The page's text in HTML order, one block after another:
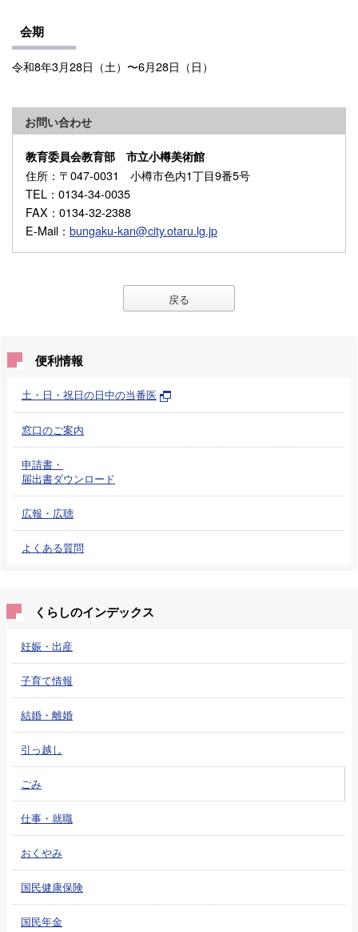
会期
令和8年3月28日（土）〜6月28日（日）
お問い合わせ
教育委員会教育部 市立小樽美術館
住所 ：〒047-0031 小樽市色内1丁目9番5号
TEL ：0134-34-0035
FAX ：0134-32-2388
E-Mail ： bungaku-kan@city.otaru.lg.jp
戻る
便利情報
土・日・祝日の日中の当番医
窓口のご案内
申請書・
届出書ダウンロード
広報・広聴
よくある質問
くらしのインデックス
妊娠・出産
子育て情報
結婚・離婚
引っ越し
ごみ
仕事・就職
おくやみ
国民健康保険
国民年金